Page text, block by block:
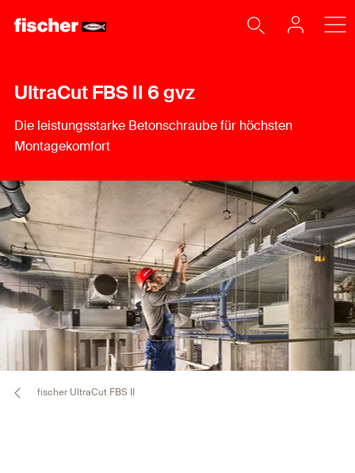
UltraCut FBS II 6 gvz
Die leistungsstarke Betonschraube für höchsten
Montagekomfort
fischer UltraCut FBS II